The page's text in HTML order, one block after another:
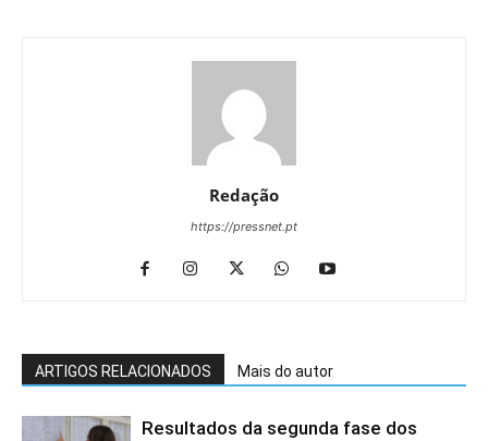
Redação
https://pressnet.pt
ARTIGOS RELACIONADOS Mais do autor
Resultados da segunda fase dos